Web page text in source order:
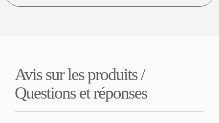
Avis sur les produits /
Questions et réponses